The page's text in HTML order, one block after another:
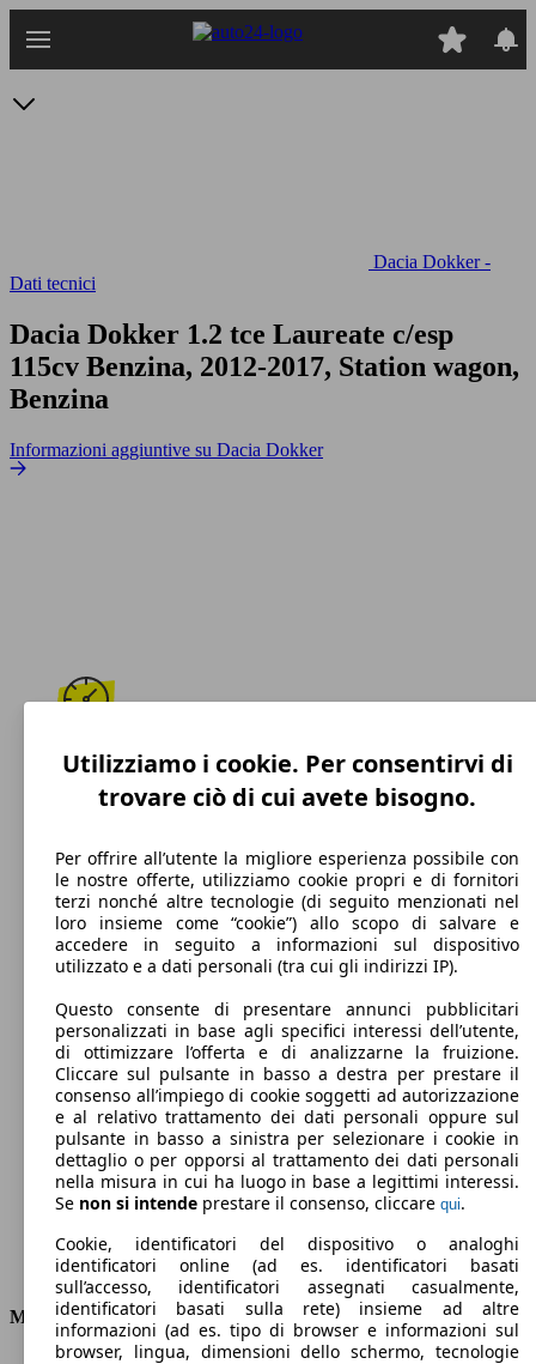
Dacia Dokker -
Dati tecnici
Dacia Dokker 1.2 tce Laureate c/esp
115cv Benzina, 2012-2017, Station wagon,
Benzina
Informazioni aggiuntive su Dacia Dokker
175 km/h
Velocità massima
Benzina
Carburante
140 g/km
Emissioni di CO2 (combinato)*
Consumi
Motore e Prestazioni
Utilizziamo i cookie. Per consentirvi di
trovare ciò di cui avete bisogno.
Per offrire all’utente la migliore esperienza possibile con
le nostre offerte, utilizziamo cookie propri e di fornitori
terzi nonché altre tecnologie (di seguito menzionati nel
loro insieme come “cookie”) allo scopo di salvare e
accedere in seguito a informazioni sul dispositivo
utilizzato e a dati personali (tra cui gli indirizzi IP).
Questo consente di presentare annunci pubblicitari
personalizzati in base agli specifici interessi dell’utente,
di ottimizzare l’offerta e di analizzarne la fruizione.
Cliccare sul pulsante in basso a destra per prestare il
consenso all’impiego di cookie soggetti ad autorizzazione
e al relativo trattamento dei dati personali oppure sul
pulsante in basso a sinistra per selezionare i cookie in
dettaglio o per opporsi al trattamento dei dati personali
nella misura in cui ha luogo in base a legittimi interessi.
Se non si intende prestare il consenso, cliccare qui.
Cookie, identificatori del dispositivo o analoghi
identificatori online (ad es. identificatori basati
sull’accesso, identificatori assegnati casualmente,
identificatori basati sulla rete) insieme ad altre
informazioni (ad es. tipo di browser e informazioni sul
browser, lingua, dimensioni dello schermo, tecnologie